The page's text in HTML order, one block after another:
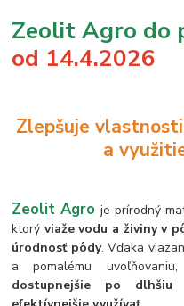
Zeolit Agro do
od 14.4.2026
Zlepšuje
a
Zeolit Agro je prírodný
ktorý viaže vodu a živiny v
úrodnosť pôdy. Vďaka
a pomalému uvoľňovaniu,
dostupnejšie po dlhšiu